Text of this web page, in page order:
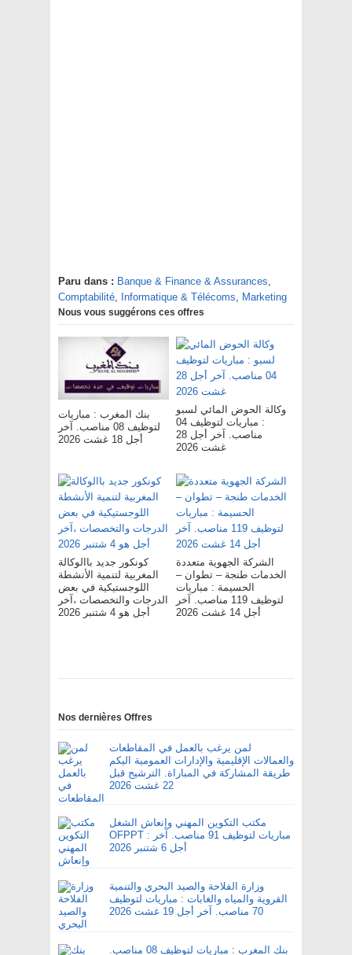
Paru dans : Banque & Finance & Assurances,
Comptabilité, Informatique & Télécoms, Marketing
Nous vous suggérons ces offres
بنك المغرب : مباريات
لتوظيف 08 مناصب. آخر
أجل 18 غشت 2026
وكالة الحوض المائي لسبو
: مباريات لتوظيف 04
مناصب. آخر أجل 28
غشت 2026
كونكور جديد باالوكالة
المغربية لتنمية الأنشطة
اللوجستيكية في بعض
الدرجات والتخصصات ،آخر
أجل هو 4 شتنبر 2026
الشركة الجهوية متعددة
الخدمات طنجة – تطوان –
الحسيمة : مباريات
لتوظيف 119 مناصب. آخر
أجل 14 غشت 2026
Nos dernières Offres
لمن يرغب بالعمل في المقاطعات
والعمالات الإقليمية والإدارات العمومية اليكم
طريقة المشاركة في المباراة. الترشيح قبل
22 غشت 2026
مكتب التكوين المهني وإنعاش الشغل
OFPPT : مباريات لتوظيف 91 مناصب. آخر
أجل 6 شتنبر 2026
وزارة الفلاحة والصيد البحري والتنمية
القروية والمياه والغابات : مباريات لتوظيف
70 مناصب. آخر أجل 19 غشت 2026
بنك المغرب : مباريات لتوظيف 08 مناصب.